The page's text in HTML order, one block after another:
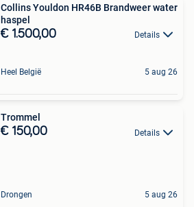
Collins Youldon HR46B Brandweer water
haspel
€ 1.500,00 Details
Heel België 5 aug 26
Trommel
€ 150,00 Details
Drongen 5 aug 26